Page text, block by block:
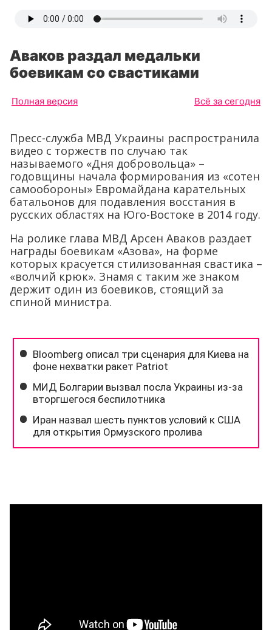
Аваков раздал медальки
боевикам со свастиками
Полная версия Всё за сегодня
Пресс-служба МВД Украины распространила
видео с торжеств по случаю так
называемого «Дня добровольца» –
годовщины начала формирования из «сотен
самообороны» Евромайдана карательных
батальонов для подавления восстания в
русских областях на Юго-Востоке в 2014 году.
На ролике глава МВД Арсен Аваков раздает
награды боевикам «Азова», на форме
которых красуется стилизованная свастика –
«волчий крюк». Знамя с таким же знаком
держит один из боевиков, стоящий за
спиной министра.